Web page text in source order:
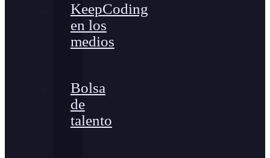
KeepCoding
en los
medios
Bolsa
de
talento